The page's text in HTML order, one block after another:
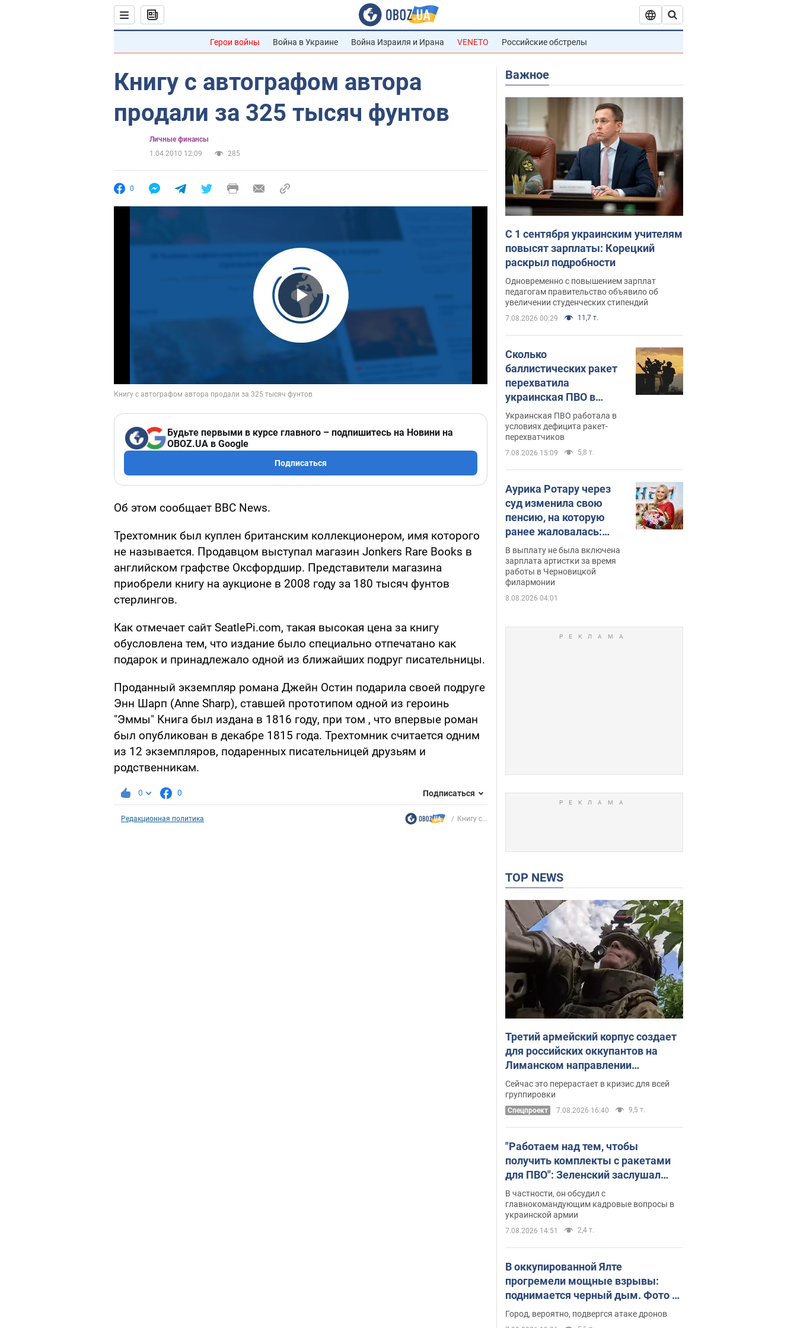
Герои войны Война в Украине Война Израиля и Ирана VENETO Российские обстрелы
Книгу с автографом автора
продали за 325 тысяч фунтов
Личные финансы
1.04.2010 12:09
285
0
Play Video
Будьте первыми в курсе главного – подпишитесь на Новини на
OBOZ.UA в Google
Подписаться
Об этом сообщает BBC News.
Трехтомник был куплен британским коллекционером, имя которого
не называется. Продавцом выступал магазин Jonkers Rare Books в
английском графстве Оксфордшир. Представители магазина
приобрели книгу на аукционе в 2008 году за 180 тысяч фунтов
стерлингов.
Как отмечает сайт SeatlePi.com, такая высокая цена за книгу
обусловлена тем, что издание было специально отпечатано как
подарок и принадлежало одной из ближайших подруг писательницы.
Проданный экземпляр романа Джейн Остин подарила своей подруге
Энн Шарп (Anne Sharp), ставшей прототипом одной из героинь
"Эммы" Книга был издана в 1816 году, при том , что впервые роман
был опубликован в декабре 1815 года. Трехтомник считается одним
из 12 экземпляров, подаренных писательницей друзьям и
родственникам.
0 0 Подписаться
Редакционная политика Книгу с...
Важное
С 1 сентября украинским учителям
повысят зарплаты: Корецкий
раскрыл подробности
Одновременно с повышением зарплат
педагогам правительство объявило об
увеличении студенческих стипендий
7.08.2026 00:29 11,7 т.
Сколько
баллистических ракет
перехватила
украинская ПВО в
июле: в Минобороны
назвали цифру
Украинская ПВО работала в
условиях дефицита ракет-
перехватчиков
7.08.2026 15:09 5,8 т.
Аурика Ротару через
суд изменила свою
пенсию, на которую
ранее жаловалась:
сколько получала
певица
В выплату не была включена
зарплата артистки за время
работы в Черновицкой
филармонии
8.08.2026 04:01
TOP NEWS
Третий армейский корпус создает
для российских оккупантов на
Лиманском направлении
критический дискомфорт: как это
удалось
Сейчас это перерастает в кризис для всей
группировки
Спецпроект 7.08.2026 16:40 9,5 т.
"Работаем над тем, чтобы
получить комплекты с ракетами
для ПВО": Зеленский заслушал
доклад Драпатого и объявил о
новых мерах
В частности, он обсудил с
главнокомандующим кадровые вопросы в
украинской армии
7.08.2026 14:51 2,4 т.
В оккупированной Ялте
прогремели мощные взрывы:
поднимается черный дым. Фото и
видео
Город, вероятно, подвергся атаке дронов